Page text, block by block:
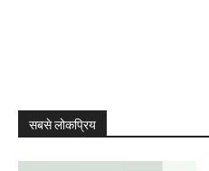
सबसे लोकप्रिय